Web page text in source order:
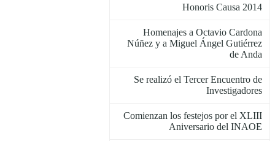
Honoris Causa 2014
Homenajes a Octavio Cardona
Núñez y a Miguel Ángel Gutiérrez
de Anda
Se realizó el Tercer Encuentro de
Investigadores
Comienzan los festejos por el XLIII
Aniversario del INAOE